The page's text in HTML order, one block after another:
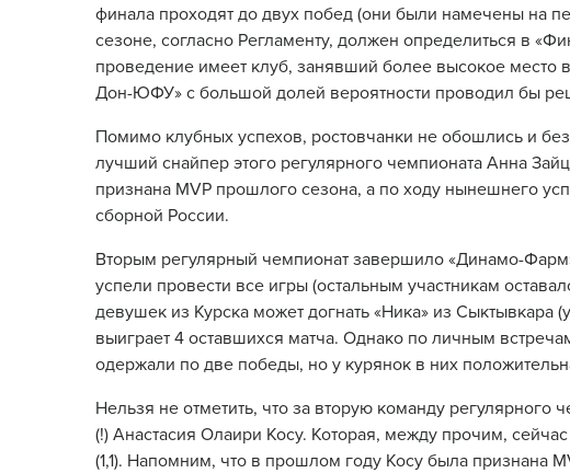
финала проходят до двух побед (они были намечены на
сезоне, согласно Регламенту, должен определиться в
проведение имеет клуб, занявший более высокое место
Дон-ЮФУ» с большой долей вероятности проводил бы
Помимо клубных успехов, ростовчанки не обошлись и
лучший снайпер этого регулярного чемпионата Анна
признана MVP прошлого сезона, а по ходу нынешнего
сборной России.
Вторым регулярный чемпионат завершило «Динамо-
успели провести все игры (остальным участникам
девушек из Курска может догнать «Ника» из Сыктывкара
выиграет 4 оставшихся матча. Однако по личным
одержали по две победы, но у курянок в них
Нельзя не отметить, что за вторую команду регулярного
(!) Анастасия Олаири Косу. Которая, между прочим,
(1,1). Напомним, что в прошлом году Косу была признана